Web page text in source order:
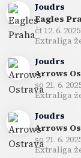
Joudrs
Eagles
čt 12. 6.
Extraliga
Joudrs
Arrows
so 21. 6.
Extraliga
Joudrs
Arrows
so 21. 6.
Extraliga